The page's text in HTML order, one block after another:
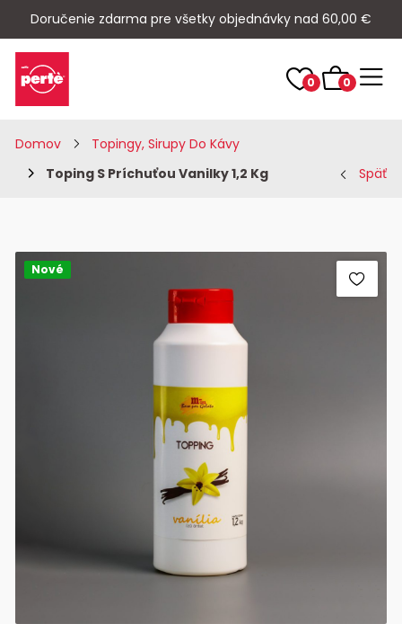
Doručenie zdarma pre všetky objednávky nad 60,00 €
0 0
Domov
Topingy, Sirupy Do Kávy
Toping S Príchuťou Vanilky 1,2 Kg
Späť
Nové